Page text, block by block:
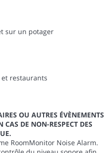
sur un potager
et restaurants
OU AUTRES ÉVÈNEMENTS
CAS DE NON-RESPECT DES
RoomMonitor Noise Alarm.